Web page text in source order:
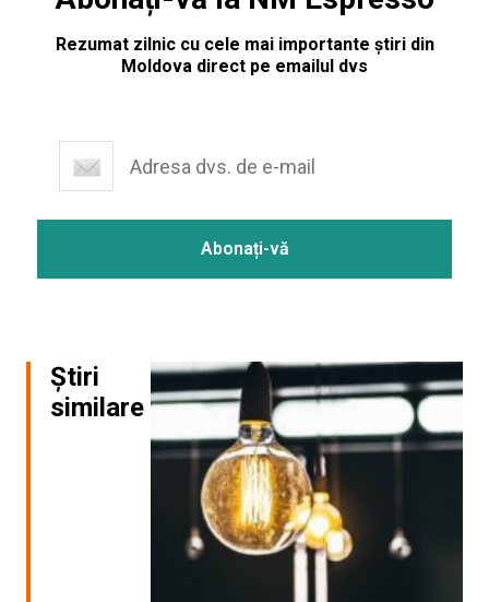
Rezumat zilnic cu cele mai importante știri din
Moldova direct pe emailul dvs
Știri
similare